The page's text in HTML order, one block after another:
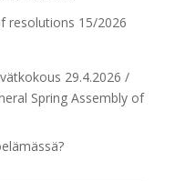
resolutions 15/2026
29.4.2026 /
Spring Assembly of